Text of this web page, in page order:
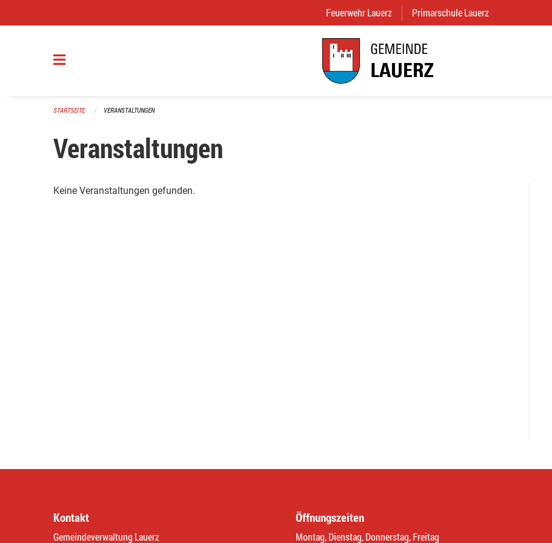
Feuerwehr Lauerz (External Link)
Primarschule Lauerz
STARTSEITE VERANSTALTUNGEN
Veranstaltungen
Keine Veranstaltungen gefunden.
Kontakt
Gemeindeverwaltung Lauerz
Öffnungszeiten
Montag, Dienstag, Donnerstag, Freitag